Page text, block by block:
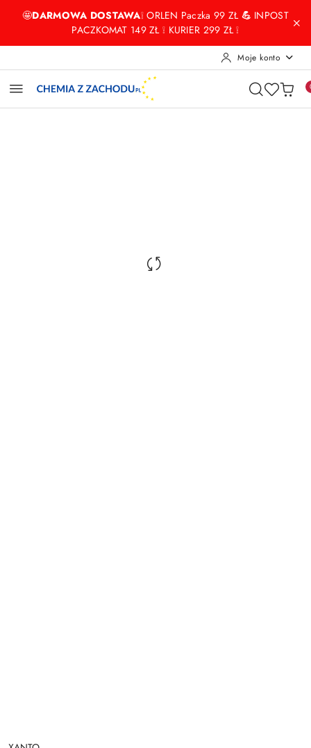
Przejdź do treści głównej
Przejdź do wyszukiwarki
Przejdź do moje konto
Przejdź do menu głównego
Przejdź do opisu produktu
Przejdź do stopki
🤩DARMOWA DOSTAWA❕ ORLEN Paczka 99 ZŁ💪 INPOST
PACZKOMAT 149 ZŁ ❕ KURIER 299 ZŁ ❕
Moje konto
NAZWA